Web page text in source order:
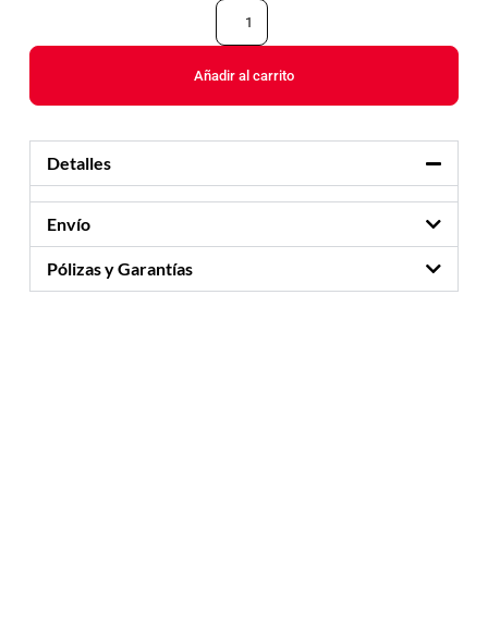
Añadir al carrito
Detalles
Envío
Pólizas y Garantías